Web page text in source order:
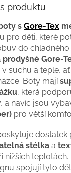
produktu
s Gore-Tex
pro děti, které
do chladného
Gore-
suchu a teple,
Boty mají
, která
a navíc jsou
pro větší
dostatek
stélka a
nižších
spojují tyto